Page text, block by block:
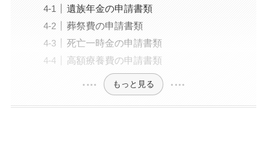
遺族年金の申請書類
葬祭費の申請書類
死亡一時金の申請書類
高額療養費の申請書類
もっと見る